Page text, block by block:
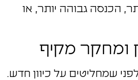
הכנסה גבוהה יותר, או
ומחקר מקיף
שמחליטים על כיוון חדש.